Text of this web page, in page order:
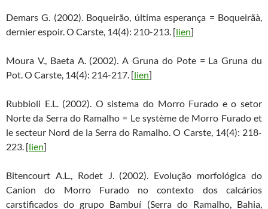
Demars G. (2002). Boqueirão, última esperança = Boqueirãà,
dernier espoir. O Carste, 14(4): 210-213. [lien]
Moura V., Baeta A. (2002). A Gruna do Pote = La Gruna du
Pot. O Carste, 14(4): 214-217. [lien]
Rubbioli E.L. (2002). O sistema do Morro Furado e o setor
Norte da Serra do Ramalho = Le système de Morro Furado et
le secteur Nord de la Serra do Ramalho. O Carste, 14(4): 218-
223. [lien]
Bitencourt A.L., Rodet J. (2002). Evolução morfológica do
Canion do Morro Furado no contexto dos calcários
carstificados do grupo Bambuí (Serra do Ramalho, Bahia,